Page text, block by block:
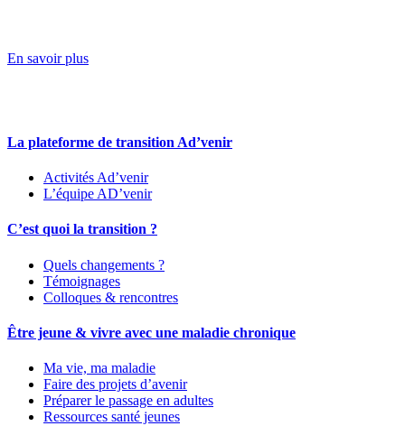
En savoir plus
La plateforme de transition Ad’venir
Activités Ad’venir
L’équipe AD’venir
C’est quoi la transition ?
Quels changements ?
Témoignages
Colloques & rencontres
Être jeune & vivre avec une maladie chronique
Ma vie, ma maladie
Faire des projets d’avenir
Préparer le passage en adultes
Ressources santé jeunes